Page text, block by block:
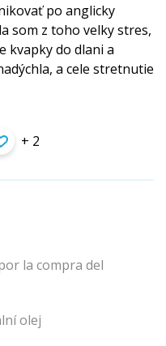
po anglicky
som z toho velky stres,
kvapky do dlani a
a cele stretnutie
+ 2
la compra del
olej